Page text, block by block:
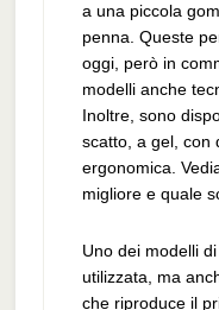
a una piccola
penna. Queste
oggi, però in
modelli anche
Inoltre, sono
scatto, a gel, con
ergonomica.
migliore e quale
Uno dei modelli
utilizzata, ma
che riproduce il